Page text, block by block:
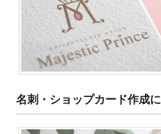
名刺・ショップカード作成に